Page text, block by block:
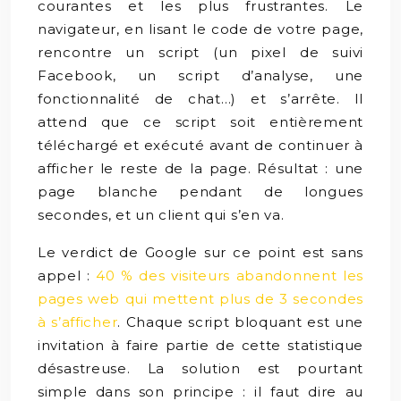
courantes et les plus frustrantes. Le
navigateur, en lisant le code de votre page,
rencontre un script (un pixel de suivi
Facebook, un script d’analyse, une
fonctionnalité de chat…) et s’arrête. Il
attend que ce script soit entièrement
téléchargé et exécuté avant de continuer à
afficher le reste de la page. Résultat : une
page blanche pendant de longues
secondes, et un client qui s’en va.
Le verdict de Google sur ce point est sans
appel :40 % des visiteurs abandonnent les
pages web qui mettent plus de 3 secondes
à s’afficher. Chaque script bloquant est une
invitation à faire partie de cette statistique
désastreuse. La solution est pourtant
simple dans son principe : il faut dire au